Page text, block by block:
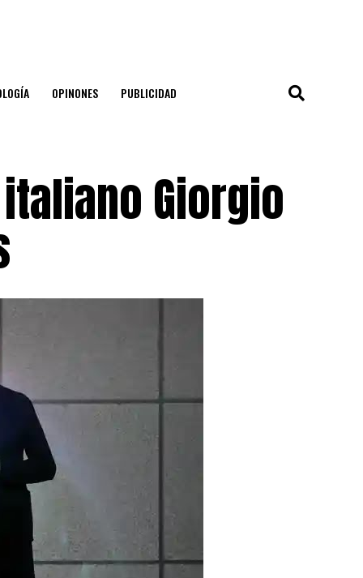
OPINONES PUBLICIDAD
Giorgio